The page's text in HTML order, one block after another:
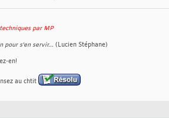
par MP
pour s'en servir... (Lucien Stéphane)
en!
au chtit